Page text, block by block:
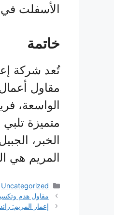
الأسفلت
خاتمة
تُعد شركة
مقاول
الواسعة،
متميزة
الخبر،
المريم هي
التصنيفات
Uncategorized
مقاول هدم
إعمار المريم: